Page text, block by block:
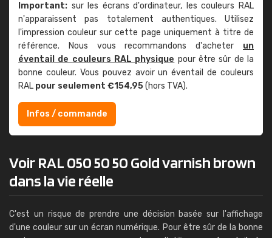
Important: sur les écrans d'ordinateur, les couleurs RAL
n'apparaissent pas totalement authentiques. Utilisez
l'impression couleur sur cette page uniquement à titre de
référence. Nous vous recommandons d'acheter un
éventail de couleurs RAL physique pour être sûr de la
bonne couleur. Vous pouvez avoir un éventail de couleurs
RAL pour seulement €154,95(hors TVA).
Infos / commande
Voir RAL 050 50 50 Gold varnish brown
dans la vie réelle
C'est un risque de prendre une décision basée sur l'affichage
d'une couleur sur un écran numérique. Pour être sûr de la bonne